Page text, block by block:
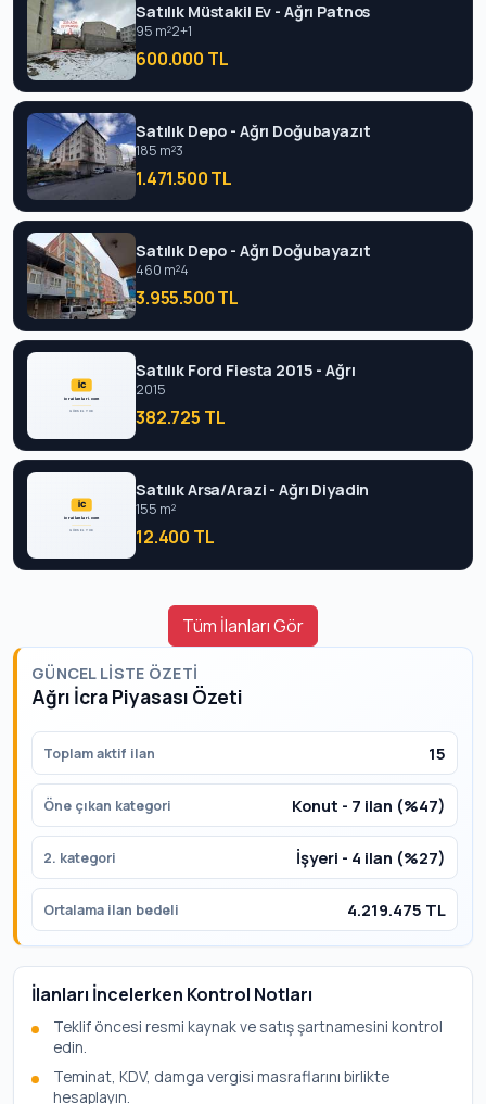
Satılık Müstakil Ev - Ağrı Patnos
95 m²2+1
600.000 TL
Satılık Depo - Ağrı Doğubayazıt
185 m²3
1.471.500 TL
Satılık Depo - Ağrı Doğubayazıt
460 m²4
3.955.500 TL
Satılık Ford Fiesta 2015 - Ağrı
2015
382.725 TL
Satılık Arsa/Arazi - Ağrı Diyadin
155 m²
12.400 TL
Tüm İlanları Gör
GÜNCEL LISTE ÖZETI
Ağrı İcra Piyasası Özeti
Toplam aktif ilan 15
Öne çıkan kategori Konut - 7 ilan (%47)
2. kategori İşyeri - 4 ilan (%27)
Ortalama ilan bedeli 4.219.475 TL
İlanları İncelerken Kontrol Notları
Teklif öncesi resmi kaynak ve satış şartnamesini kontrol
edin.
Teminat, KDV, damga vergisi masraflarını birlikte
hesaplayın.